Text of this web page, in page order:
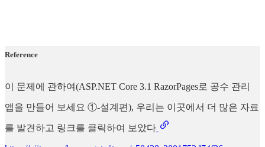
Reference
이 문제에 관하여(ASP.NET Core 3.1 RazorPages로 공수 관리
앱을 만들어 보세요 ①-설계편), 우리는 이곳에서 더 많은 자료
를 발견하고 링크를 클릭하여 보았다